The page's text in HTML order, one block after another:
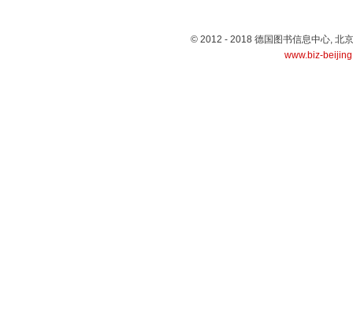
© 2012 - 2018 德国图书信息中心, 北
www.biz-